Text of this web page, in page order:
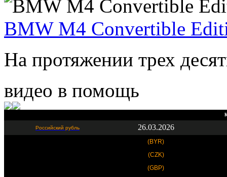
BMW M4 Convertible
На протяжении трех
видео в помощь
Российский рубль 26.03.2026
(BYR)
(CZK)
(GBP)